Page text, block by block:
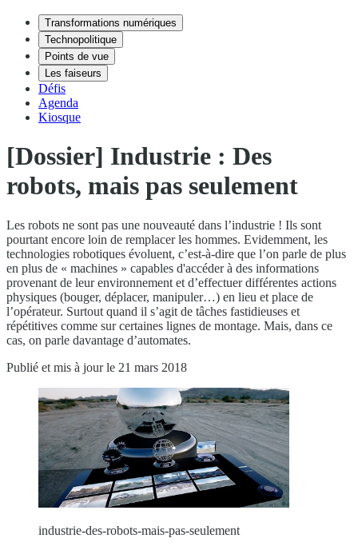
Transformations numériques
Technopolitique
Points de vue
Les faiseurs
Défis
Agenda
Kiosque
[Dossier] Industrie : Des
robots, mais pas seulement
Les robots ne sont pas une nouveauté dans l’industrie ! Ils sont
pourtant encore loin de remplacer les hommes. Evidemment, les
technologies robotiques évoluent, c’est-à-dire que l’on parle de plus
en plus de « machines » capables d'accéder à des informations
provenant de leur environnement et d’effectuer différentes actions
physiques (bouger, déplacer, manipuler…) en lieu et place de
l’opérateur. Surtout quand il s’agit de tâches fastidieuses et
répétitives comme sur certaines lignes de montage. Mais, dans ce
cas, on parle davantage d’automates.
Publié et mis à jour le 21 mars 2018
industrie-des-robots-mais-pas-seulement